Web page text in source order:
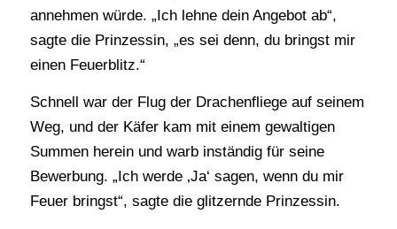
annehmen würde. „Ich lehne dein Angebot ab“,
sagte die Prinzessin, „es sei denn, du bringst mir
einen Feuerblitz.“
Schnell war der Flug der Drachenfliege auf seinem
Weg, und der Käfer kam mit einem gewaltigen
Summen herein und warb inständig für seine
Bewerbung. „Ich werde ‚Ja‘ sagen, wenn du mir
Feuer bringst“, sagte die glitzernde Prinzessin.